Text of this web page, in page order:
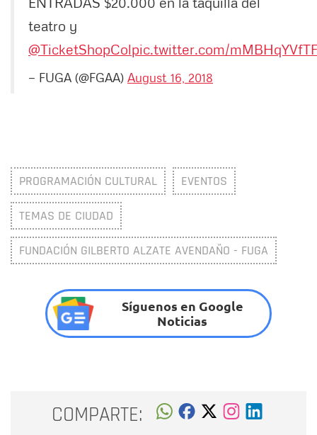
teatro y
@TicketShopColpic.twitter.com/mMBHqYVfTF
— FUGA (@FGAA) August 16, 2018
PROGRAMACIÓN CULTURAL EVENTOS
TEMAS DE CIUDAD
FUNDACIÓN GILBERTO ALZATE AVENDAÑO - FUGA
Síguenos en Google
Noticias
COMPARTE: